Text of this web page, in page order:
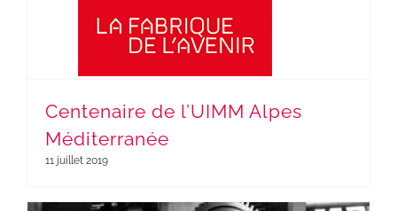
Centenaire de l’UIMM Alpes
Méditerranée
11 juillet 2019